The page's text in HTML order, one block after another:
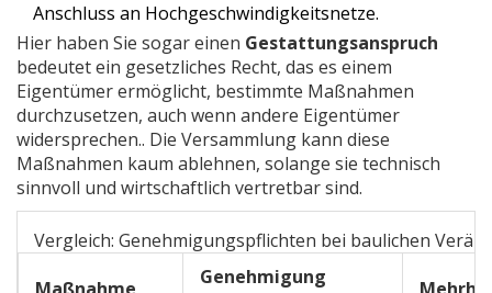
Anschluss an Hochgeschwindigkeitsnetze.
Hier haben Sie sogar einen Gestattungsanspruch
bedeutetein gesetzliches Recht, das es einem
Eigentümer ermöglicht, bestimmte Maßnahmen
durchzusetzen, auch wenn andere Eigentümer
widersprechen.. Die Versammlung kann diese
Maßnahmen kaum ablehnen, solange sie technisch
sinnvoll und wirtschaftlich vertretbar sind.
Vergleich: Genehmigungspflichten bei baulichen
Genehmigung